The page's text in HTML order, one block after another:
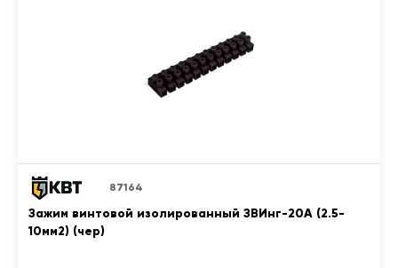
87164
Зажим винтовой изолированный ЗВИнг-20А (2.5-
10мм2) (чер)